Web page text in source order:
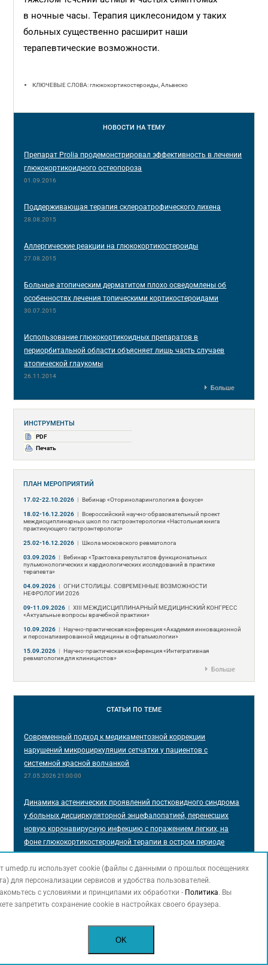
в ночные часы. Терапия циклесонидом у таких
больных существенно расширит наши
терапевтические возможности.
КЛЮЧЕВЫЕ СЛОВА: глюкокортикостероиды, Альвеско
НОВОСТИ НА ТЕМУ
Препарат Prolia продемонстрировал эффективность в лечении
глюкокортикоидного остеопороза
01.09.2016
Поддерживающая терапия склероатрофического лихена
28.08.2015
Аллергические реакции на глюкокортикостероиды
27.08.2015
Больные атопическим дерматитом плохо осведомлены об
особенностях лечения топическими кортикостероидами
30.07.2015
Использование глюкокортикоидных препаратов в
периорбитальной области объясняет лишь часть случаев
атопической глаукомы
26.11.2014
Больше
ИНСТРУМЕНТЫ
PDF
Печать
ПЛАН МЕРОПРИЯТИЙ
17.02-22.10.2026 | Вебинар «Оториноларингология в фокусе»
18.02-16.12.2026 | Всероссийский научно-образовательный проект
междисциплинарных школ по гастроэнтерологии «Настольная книга
практикующего гастроэнтеролога»
25.02-16.12.2026 | Школа московского ревматолога
03.09.2026 | Вебинар «Трактовка результатов функциональных
пульмонологических и кардиологических исследований в практике
терапевта»
04.09.2026 | ОГНИ СТОЛИЦЫ. СОВРЕМЕННЫЕ ВОЗМОЖНОСТИ
НЕФРОЛОГИИ 2026
09-11.09.2026 | ХIII МЕЖДИСЦИПЛИНАРНЫЙ МЕДИЦИНСКИЙ КОНГРЕСС
«Актуальные вопросы врачебной практики»
10.09.2026 | Научно-практическая конференция «Академия инновационной
и персонализированной медицины в офтальмологии»
15.09.2026 | Научно-практическая конференция «Интегративная
ревматология для клиницистов»
Больше
СТАТЬИ ПО ТЕМЕ
Современный подход к медикаментозной коррекции
нарушений микроциркуляции сетчатки у пациентов с
системной красной волчанкой
27.05.2026 21:00:00
Динамика астенических проявлений постковидного синдрома
у больных дисциркуляторной энцефалопатией, перенесших
новую коронавирусную инфекцию с поражением легких, на
фоне глюкокортикостероидной терапии в остром периоде
заболевания
23.09.2025 21:00:00
Особенности диагностики и лечения стероид-индуцированных
нарушений углеводного обмена у пациентов с
umedp.ru использует cookie (файлы с данными о прошлых посещениях
для персонализации сервисов и удобства пользователей.
с условиями и принципами их обработки - Политика. Вы
запретить сохранение cookie в настройках своего браузера.
OK